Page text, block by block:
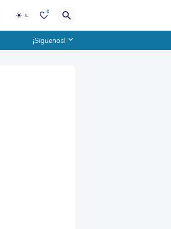
0
¡Siguenos!